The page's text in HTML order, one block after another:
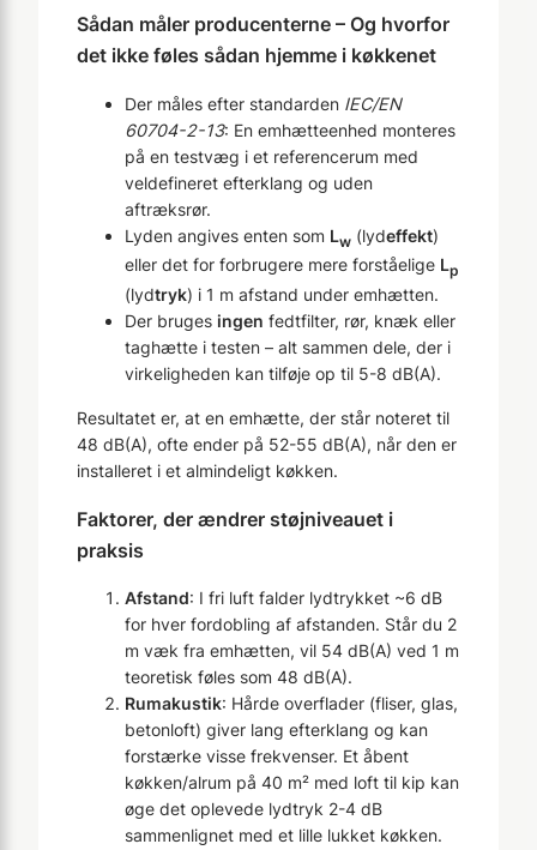
Sådan måler producenterne – Og hvorfor
det ikke føles sådan hjemme i køkkenet
Der måles efter standarden IEC/EN
60704-2-13: En emhætteenhed monteres
på en testvæg i et referencerum med
veldefineret efterklang og uden
aftræksrør.
Lyden angives enten som Lw (lydeffekt)
eller det for forbrugere mere forståelige Lp
(lydtryk) i 1 m afstand under emhætten.
Der bruges ingen fedtfilter, rør, knæk eller
taghætte i testen – alt sammen dele, der i
virkeligheden kan tilføje op til 5-8 dB(A).
Resultatet er, at en emhætte, der står noteret til
48 dB(A), ofte ender på 52-55 dB(A), når den er
installeret i et almindeligt køkken.
Faktorer, der ændrer støjniveauet i
praksis
Afstand: I fri luft falder lydtrykket ~6 dB
for hver fordobling af afstanden. Står du 2
m væk fra emhætten, vil 54 dB(A) ved 1 m
teoretisk føles som 48 dB(A).
Rumakustik: Hårde overflader (fliser, glas,
betonloft) giver lang efterklang og kan
forstærke visse frekvenser. Et åbent
køkken/alrum på 40 m² med loft til kip kan
øge det oplevede lydtryk 2-4 dB
sammenlignet med et lille lukket køkken.